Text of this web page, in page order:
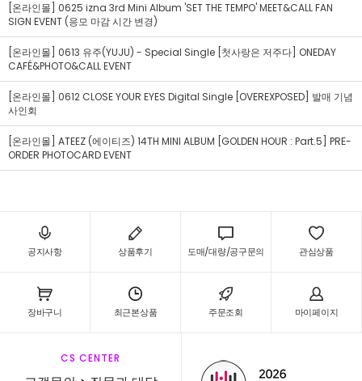
[온라인몰] 0625 izna 3rd Mini Album 'SET THE TEMPO' MEET&CALL FAN
SIGN EVENT (응모 마감 시간 변경)
[온라인몰] 0613 유주(YUJU) - Special Single [첫사랑은 저주다] ONEDAY
CAFÉ&PHOTO&CALL EVENT
[온라인몰] 0612 CLOSE YOUR EYES Digital Single [OVEREXPOSED] 발매 기념
사인회
[온라인몰] ATEEZ (에이티즈) 14TH MINI ALBUM [GOLDEN HOUR : Part.5] PRE-
ORDER PHOTOCARD EVENT
공지사항 상품후기 도매/대량/공구문의 관심상품
장바구니 최근본상품 주문조회 마이페이지
CS CENTER